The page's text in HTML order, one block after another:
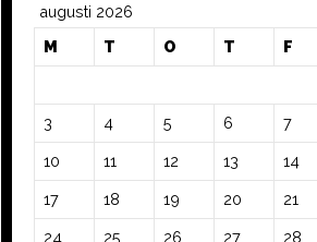
augusti 2026
M
T O T F
3 4 5 6 7
10 11 12 13 14
17 18 19 20 21
24 25 26 27 28